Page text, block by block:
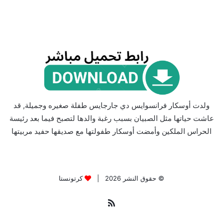
ولدت أوسكار فرانسوايس دي جارجايس طفلة صغيره وجميلة, قد
عاشت حياتها مثل الصبيان بسبب رغبة والدها لتصبح فيما بعد رئيسة
الحراس الملكين وأمضت أوسكار طفولتها مع صديقها حفيد مربيتها
© حقوق النشر 2026 | كرتونستا
ملخص